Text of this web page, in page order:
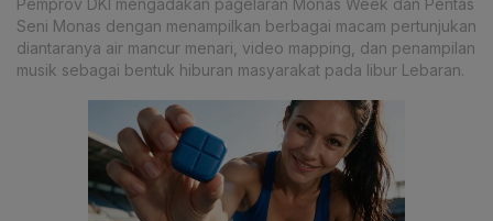
Pemprov DKI mengadakan pagelaran Monas Week dan Pentas
Seni Monas dengan menampilkan berbagai macam pertunjukan
diantaranya air mancur menari, video mapping, dan penampilan
musik sebagai bentuk hiburan masyarakat pada libur Lebaran.